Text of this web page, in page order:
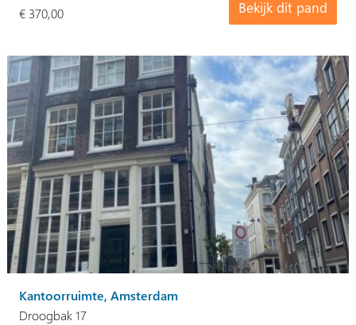
Bekijk dit pand
€ 370,00
Kantoorruimte, Amsterdam
Droogbak 17